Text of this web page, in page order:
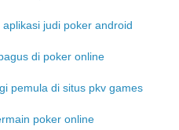
judi poker android
di poker online
pemula di situs pkv games
poker online